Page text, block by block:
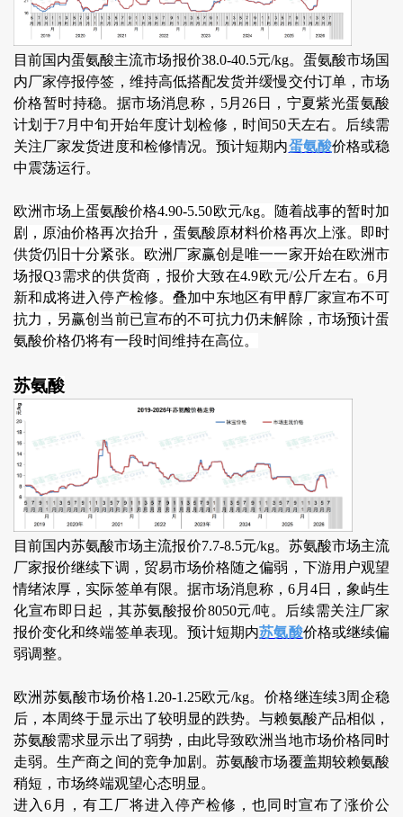
目前国内蛋氨酸主流市场报价38.0-40.5元/kg。蛋氨酸市场国
内厂家停报停签，维持高低搭配发货并缓慢交付订单，市场
价格暂时持稳。据市场消息称，5月26日，宁夏紫光蛋氨酸
计划于7月中旬开始年度计划检修，时间50天左右。后续需
关注厂家发货进度和检修情况。预计短期内蛋氨酸价格或稳
中震荡运行。
欧洲市场上蛋氨酸价格4.90-5.50欧元/kg。随着战事的暂时加
剧，原油价格再次抬升，蛋氨酸原材料价格再次上涨。即时
供货仍旧十分紧张。欧洲厂家赢创是唯一一家开始在欧洲市
场报Q3需求的供货商，报价大致在4.9欧元/公斤左右。6月
新和成将进入停产检修。叠加中东地区有甲醇厂家宣布不可
抗力，另赢创当前已宣布的不可抗力仍未解除，市场预计蛋
氨酸价格仍将有一段时间维持在高位。
苏氨酸
目前国内苏氨酸市场主流报价7.7-8.5元/kg。苏氨酸市场主流
厂家报价继续下调，贸易市场价格随之偏弱，下游用户观望
情绪浓厚，实际签单有限。据市场消息称，6月4日，象屿生
化宣布即日起，其苏氨酸报价8050元/吨。后续需关注厂家
报价变化和终端签单表现。预计短期内苏氨酸价格或继续偏
弱调整。
欧洲苏氨酸市场价格1.20-1.25欧元/kg。价格继连续3周企稳
后，本周终于显示出了较明显的跌势。与赖氨酸产品相似，
苏氨酸需求显示出了弱势，由此导致欧洲当地市场价格同时
走弱。生产商之间的竞争加剧。苏氨酸市场覆盖期较赖氨酸
稍短，市场终端观望心态明显。
进入6月，有工厂将进入停产检修，也同时宣布了涨价公